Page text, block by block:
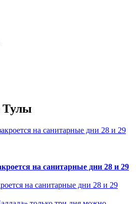
Тулы
на санитарные дни 28 и 29
на санитарные дни 28 и 29